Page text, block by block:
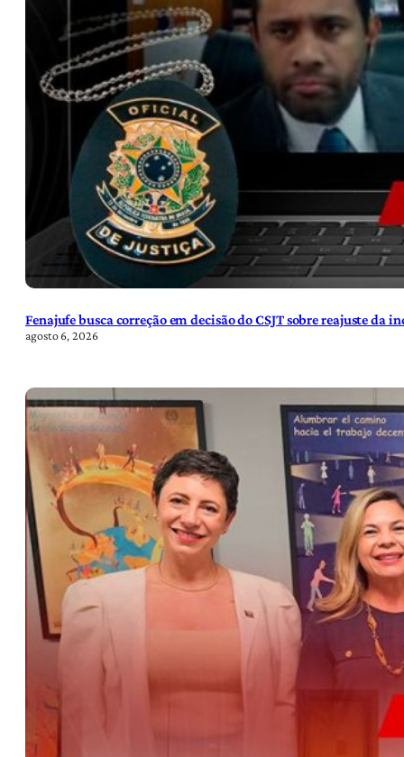
Fenajufe busca correção em decisão do CSJT sobre reajuste da
agosto 6, 2026